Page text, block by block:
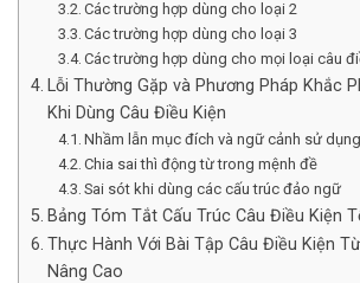
Các trường hợp dùng cho loại 2
Các trường hợp dùng cho loại 3
Các trường hợp dùng cho mọi loại câu
Lỗi Thường Gặp và Phương Pháp Khắc
Khi Dùng Câu Điều Kiện
Nhầm lẫn mục đích và ngữ cảnh sử dụng
Chia sai thì động từ trong mệnh đề
Sai sót khi dùng các cấu trúc đảo ngữ
Bảng Tóm Tắt Cấu Trúc Câu Điều Kiện
Thực Hành Với Bài Tập Câu Điều Kiện
Nâng Cao